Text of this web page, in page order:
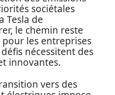
sociétales
Tesla de
le chemin reste
pour les entreprises
nécessitent des
innovantes.
vers des